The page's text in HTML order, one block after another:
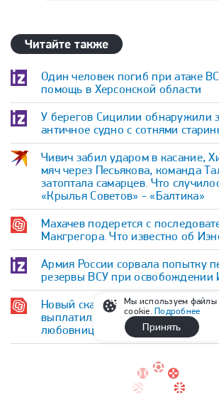
Читайте также
Один человек погиб при атаке
помощь в Херсонской области
У берегов Сицилии обнаружили
античное судно с сотнями
Чивич забил ударом в касание,
мяч через Песьякова, команда
затоптала самарцев. Что
«Крылья Советов» - «Балтика»
Махачев подерется с
Макгрегора. Что известно об
Армия России сорвала попытку
резервы ВСУ при освобождении
Новый скандал вокруг
выплатил компенсации его
любовнице
Мы используем файлы
cookie.Подробнее
Принять